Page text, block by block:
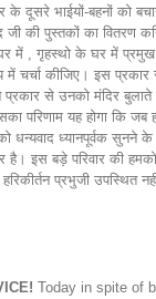
दूसरे भाईयों-बहनों को
की पुस्तकों का वितरण
में , गृहस्थो के घर में
में चर्चा कीजिए। इस
से उनको मंदिर
परिणाम यह होगा कि
ध्यानपूर्वक सुनने
है। इस बड़े परिवार
प्रभुजी उपस्थित
Today in spite of